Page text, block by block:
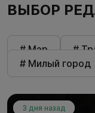
ВЫБОР
# Мэр #
# Милый город
3 дня назад